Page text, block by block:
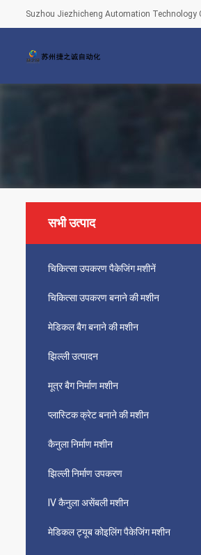
Suzhou Jiezhicheng Automation Technology
सभी उत्पाद
चिकित्सा उपकरण पैकेजिंग मशीनें
चिकित्सा उपकरण बनाने की मशीन
मेडिकल बैग बनाने की मशीन
झिल्ली उत्पादन
मूत्र बैग निर्माण मशीन
प्लास्टिक क्रेट बनाने की मशीन
कैनुला निर्माण मशीन
झिल्ली निर्माण उपकरण
IV कैनुला असेंबली मशीन
मेडिकल ट्यूब कोइलिंग पैकेजिंग मशीन